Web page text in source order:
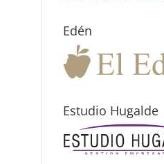
Edén
Estudio Hugalde